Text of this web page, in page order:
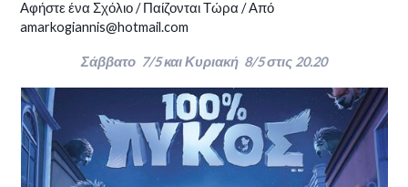
Αφήστε ένα Σχόλιο /Παίζονται Τώρα / Από
amarkogiannis@hotmail.com
Σάββατο 7/5 και Κυριακή 8/5 στις 20.20